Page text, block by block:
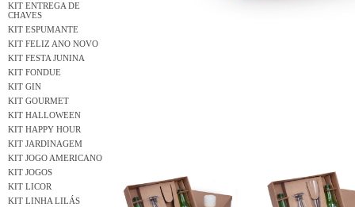
KIT ENTREGA DE
CHAVES
KIT ESPUMANTE
KIT FELIZ ANO NOVO
KIT FESTA JUNINA
KIT FONDUE
KIT GIN
KIT GOURMET
KIT HALLOWEEN
KIT HAPPY HOUR
KIT JARDINAGEM
KIT JOGO AMERICANO
KIT JOGOS
KIT LICOR
KIT LINHA LILÁS